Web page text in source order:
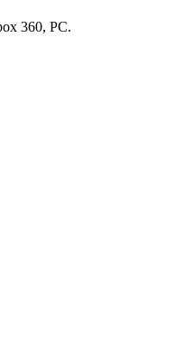
360, PC.